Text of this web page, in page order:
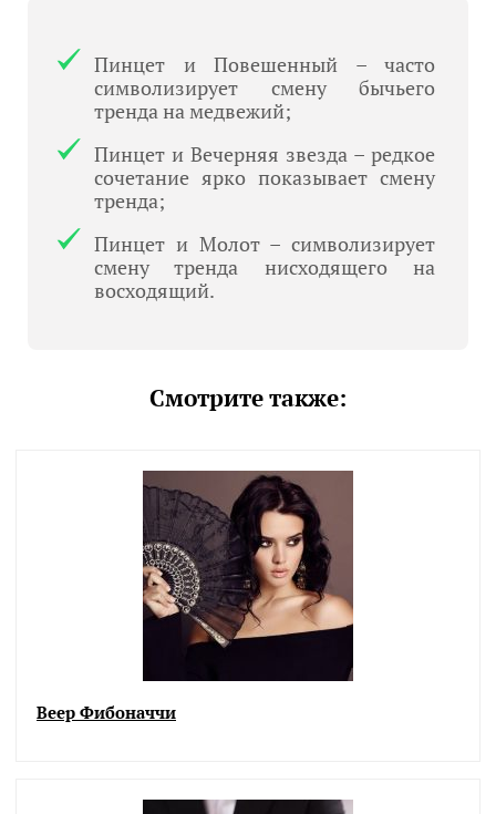
Пинцет и Повешенный – часто
символизирует смену бычьего
тренда на медвежий;
Пинцет и Вечерняя звезда – редкое
сочетание ярко показывает смену
тренда;
Пинцет и Молот – символизирует
смену тренда нисходящего на
восходящий.
Смотрите также:
Веер Фибоначчи